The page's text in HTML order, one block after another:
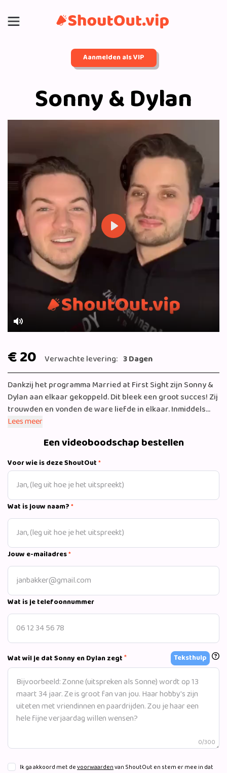
Aanmelden als VIP
Sonny & Dylan
Mute
Play
€ 20 Verwachte levering: 3 Dagen
Dankzij het programma Married at First Sight zijn Sonny &
Dylan aan elkaar gekoppeld. Dit bleek een groot succes! Zij
trouwden en vonden de ware liefde in elkaar. Inmiddels
woont het koppel samen in Dordrecht en heeft nu ook hun
Lees meer
Een videoboodschap bestellen
Voor wie is deze ShoutOut*
Wat is jouw naam?*
Jouw e-mailadres*
Wat is je telefoonnummer
Wat wil je dat Sonny en Dylan zegt* Teksthulp
0/300
Ik ga akkoord met devoorwaardenvan ShoutOut en stem er mee in dat